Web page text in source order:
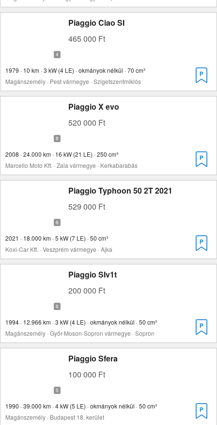
Piaggio Ciao SI
465 000 Ft
1979 · 10 km · 3 kW (4 LE) · okmányok nélkül · 70 cm³
Magánszemély · Pest vármegye · Szigetszentmiklós
Piaggio X evo
520 000 Ft
2008 · 24.000 km · 16 kW (21 LE) · 250 cm³
Marcello Moto Kft. · Zala vármegye · Kerkabarabás
Piaggio Typhoon 50 2T 2021
529 000 Ft
2021 · 18.000 km · 5 kW (7 LE) · 50 cm³
Koxi-Car Kft. · Veszprém vármegye · Ajka
Piaggio SIv1t
200 000 Ft
1994 · 12.966 km · 3 kW (4 LE) · okmányok nélkül · 50 cm³
Magánszemély · Győr-Moson-Sopron vármegye · Sopron
Piaggio Sfera
100 000 Ft
1990 · 39.000 km · 4 kW (5 LE) · okmányok nélkül · 50 cm³
Magánszemély · Budapest 18. kerület